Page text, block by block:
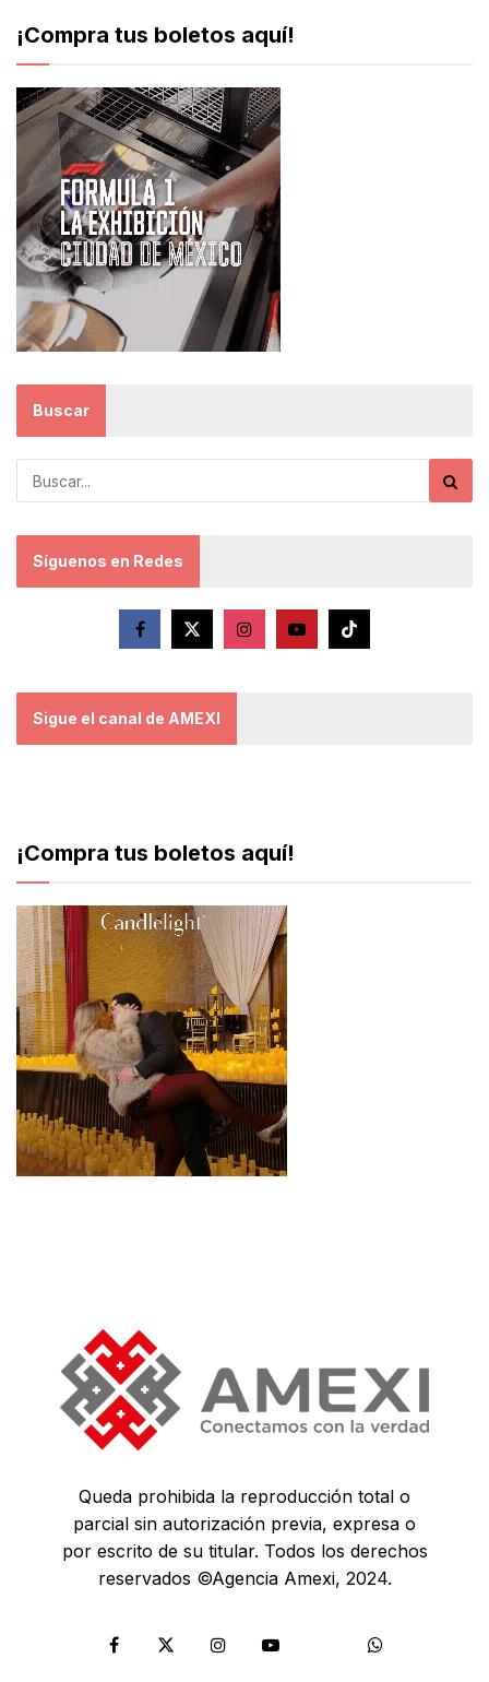
¡Compra tus boletos aquí!
Buscar
Síguenos en Redes
Sigue el canal de AMEXI
¡Compra tus boletos aquí!
Queda prohibida la reproducción total o
parcial sin autorización previa, expresa o
por escrito de su titular. Todos los derechos
reservados ©Agencia Amexi, 2024.